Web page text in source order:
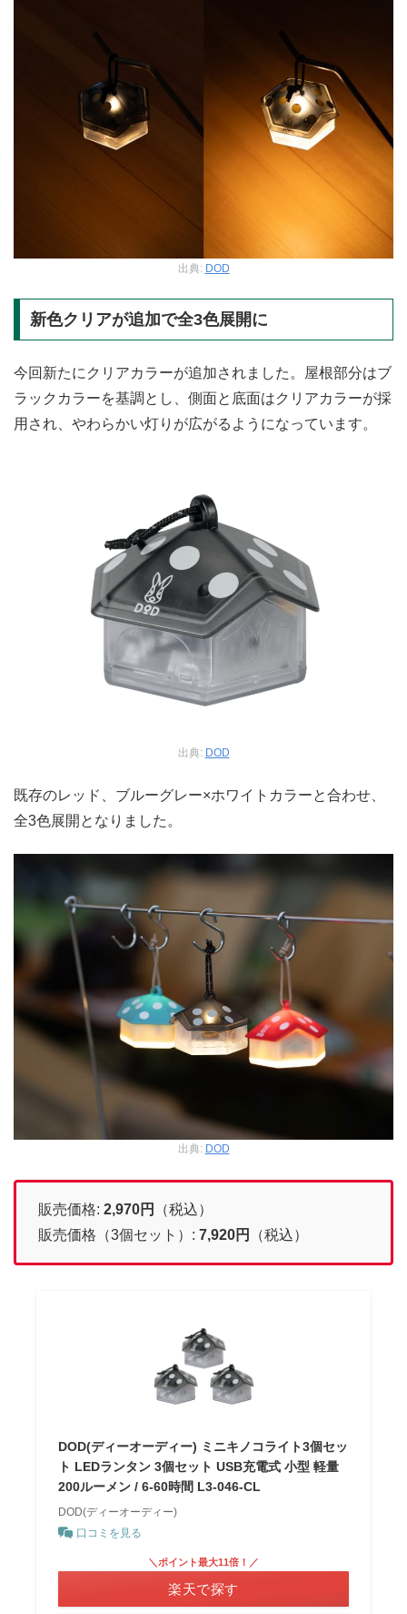
出典: DOD
新色クリアが追加で全3色展開に
今回新たにクリアカラーが追加されました。屋根部分はブ
ラックカラーを基調とし、側面と底面はクリアカラーが採
用され、やわらかい灯りが広がるようになっています。
出典: DOD
既存のレッド、ブルーグレー×ホワイトカラーと合わせ、
全3色展開となりました。
出典: DOD
販売価格: 2,970円
（税込）
販売価格（3個セット）: 7,920円 （税込）
DOD(ディーオーディー) ミニキノコライト3個セッ
ト LEDランタン 3個セット USB充電式 小型 軽量
200ルーメン / 6-60時間 L3-046-CL
DOD(ディーオーディー)
口コミを見る
＼ポイント最大11倍！／
楽天で探す